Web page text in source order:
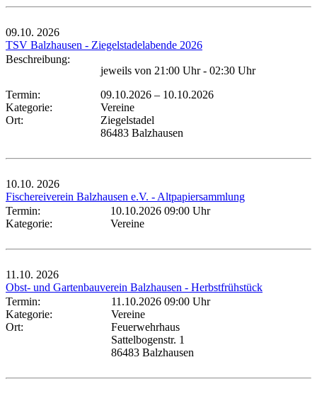
09.10. 2026
TSV Balzhausen - Ziegelstadelabende 2026
Beschreibung:
jeweils von 21:00 Uhr - 02:30 Uhr
Termin:
09.10.2026 – 10.10.2026
Kategorie:
Vereine
Ort:
Ziegelstadel
86483 Balzhausen
10.10. 2026
Fischereiverein Balzhausen e.V. - Altpapiersammlung
Termin:
10.10.2026 09:00 Uhr
Kategorie:
Vereine
11.10. 2026
Obst- und Gartenbauverein Balzhausen - Herbstfrühstück
Termin:
11.10.2026 09:00 Uhr
Kategorie:
Vereine
Ort:
Feuerwehrhaus
Sattelbogenstr. 1
86483 Balzhausen